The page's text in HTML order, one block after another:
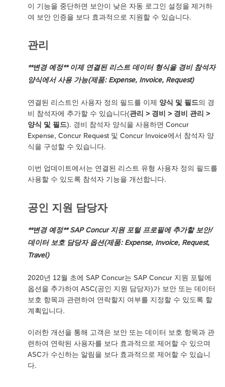
이 기능을 중단하면 보안이 낮은 자동 로그인 설정을 제거하
여 보안 인증을 보다 효과적으로 지원할 수 있습니다.
관리
**변경 예정** 이제 연결된 리스트 데이터 형식을 경비 참석자
양식에서 사용 가능(제품: Expense, Invoice, Request)
연결된 리스트인 사용자 정의 필드를 이제 양식 및 필드의 경
비 참석자에 추가할 수 있습니다(관리 > 경비 > 경비 관리 >
양식 및 필드). 경비 참석자 양식을 사용하면 Concur
Expense, Concur Request 및 Concur Invoice에서 참석자 양
식을 구성할 수 있습니다.
이번 업데이트에서는 연결된 리스트 유형 사용자 정의 필드를
사용할 수 있도록 참석자 기능을 개선합니다.
공인 지원 담당자
**변경 예정** SAP Concur 지원 포털 프로필에 추가할 보안/
데이터 보호 담당자 옵션(제품: Expense, Invoice, Request,
Travel)
2020년 12월 초에 SAP Concur는 SAP Concur 지원 포털에
옵션을 추가하여 ASC(공인 지원 담당자)가 보안 또는 데이터
보호 항목과 관련하여 연락할지 여부를 지정할 수 있도록 할
계획입니다.
이러한 개선을 통해 고객은 보안 또는 데이터 보호 항목과 관
련하여 연락된 사용자를 보다 효과적으로 제어할 수 있으며
ASC가 수신하는 알림을 보다 효과적으로 제어할 수 있습니
다.